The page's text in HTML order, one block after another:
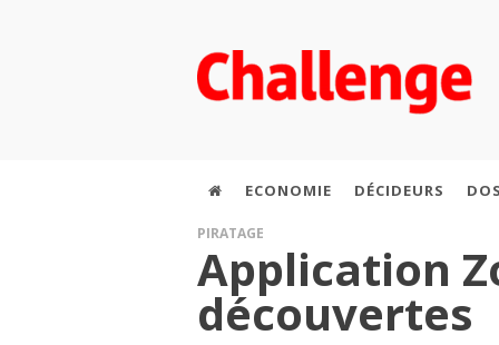
ECONOMIE DÉCIDEURS
PIRATAGE
Application
découvertes